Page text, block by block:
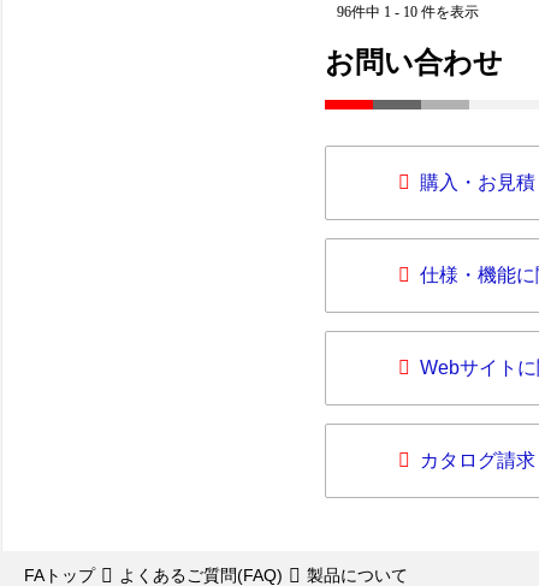
96件中 1 - 10 件を表示
お問い合わせ
購入・お見
仕様・機能
Webサイト
カタログ請求
FAトップ よくあるご質問(FAQ)
製品について